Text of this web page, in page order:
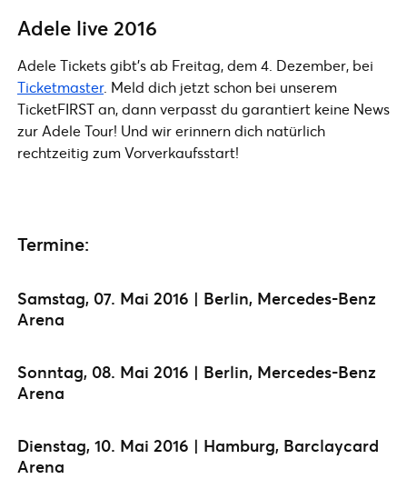
Adele live 2016
Adele Tickets gibt’s ab Freitag, dem 4. Dezember, bei
Ticketmaster. Meld dich jetzt schon bei unserem
TicketFIRST an, dann verpasst du garantiert keine News
zur Adele Tour! Und wir erinnern dich natürlich
rechtzeitig zum Vorverkaufsstart!
Termine:
Samstag, 07. Mai 2016 | Berlin, Mercedes-Benz
Arena
Sonntag, 08. Mai 2016 | Berlin, Mercedes-Benz
Arena
Dienstag, 10. Mai 2016 | Hamburg, Barclaycard
Arena